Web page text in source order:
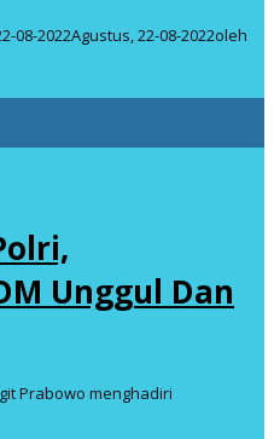
08-2022Agustus, 22-08-2022oleh
Unggul Dan
Prabowo menghadiri